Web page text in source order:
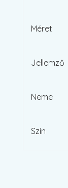
Méret
Jellemző
Neme
Szín